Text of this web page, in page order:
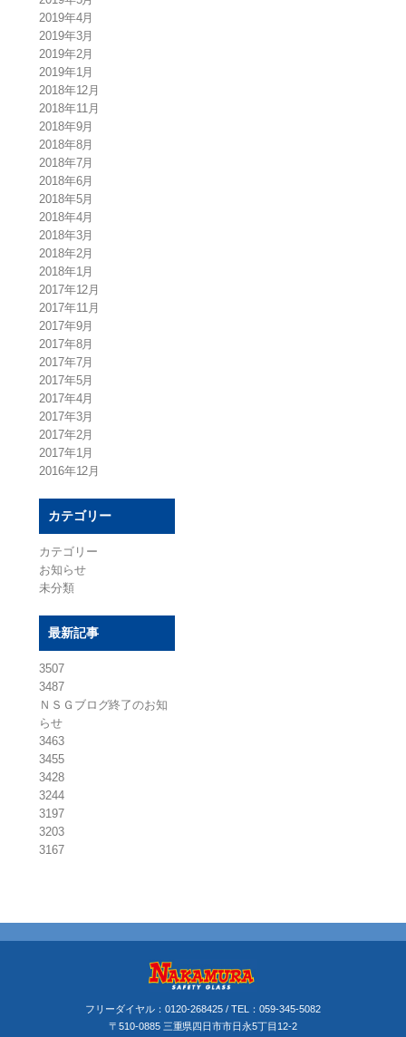
2019年4月
2019年3月
2019年2月
2019年1月
2018年12月
2018年11月
2018年9月
2018年8月
2018年7月
2018年6月
2018年5月
2018年4月
2018年3月
2018年2月
2018年1月
2017年12月
2017年11月
2017年9月
2017年8月
2017年7月
2017年5月
2017年4月
2017年3月
2017年2月
2017年1月
2016年12月
カテゴリー
カテゴリー
お知らせ
未分類
最新記事
3507
3487
ＮＳＧブログ終了のお知
らせ
3463
3455
3428
3244
3197
3203
3167
フリーダイヤル：0120-268425 / TEL： 059-345-5082
〒510-0885 三重県四日市市日永5丁目12-2